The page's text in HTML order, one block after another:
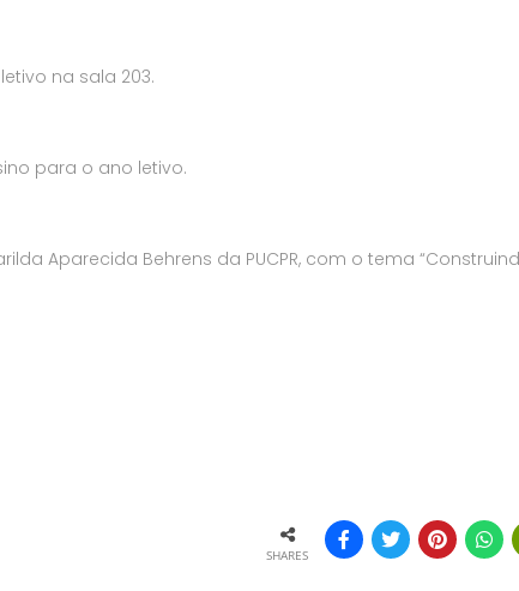
na sala 203.
para o ano letivo.
Aparecida Behrens da PUCPR, com o tema
SHARES